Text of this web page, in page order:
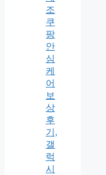
조
쿠
팡
안
심
케
어
보
상
후
기,
갤
럭
시